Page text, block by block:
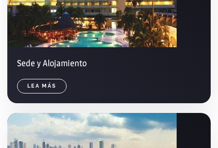
Sede y Alojamiento
LEA MÁS